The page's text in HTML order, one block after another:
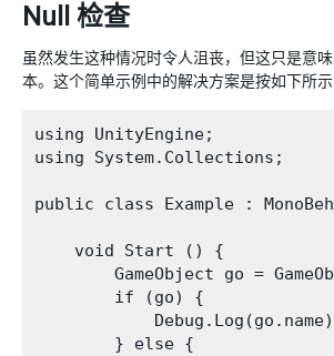
Null 检查
虽然发生这种情况时令人沮丧，但这只是意
本。这个简单示例中的解决方案是按如下所示
using UnityEngine;
using System.Collections;
public class Example :
    void Start () {
GameObject go =
        if (go) {
        } else {